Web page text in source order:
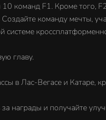
команд F1. Кроме того,
команду мечты,
главу.
Вегасе и Катаре,
награды и получайте